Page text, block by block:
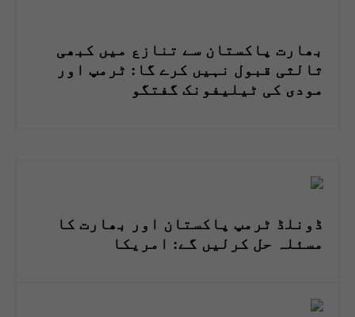
بھارت پاکستان سے تنازع میں کبھی
ثالثی قبول نہیں کرے گا: ٹرمپ اور
مودی کی ٹیلیفونک گفتگو
ڈونلڈ ٹرمپ پاکستان اور بھارت کا
مسئلہ حل کرلیں گے: امریکا